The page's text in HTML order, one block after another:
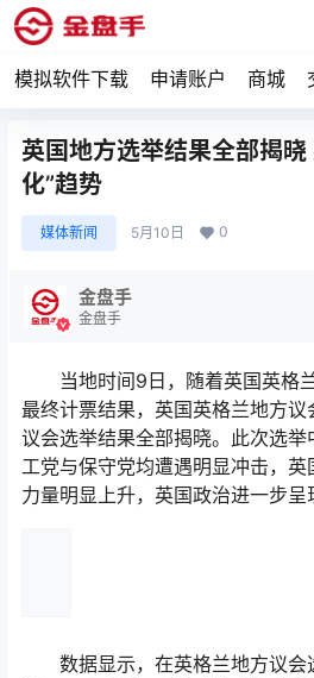
模拟软件下载 申请账户 商城
英国地方选举结果全部揭晓
化”趋势
媒体新闻 5月10日 0
金盘手
金盘手
当地时间9日，随着英国英格
最终计票结果，英国英格兰地方
议会选举结果全部揭晓。此次选
工党与保守党均遭遇明显冲击，
力量明显上升，英国政治进一步呈
数据显示，在英格兰地方议会